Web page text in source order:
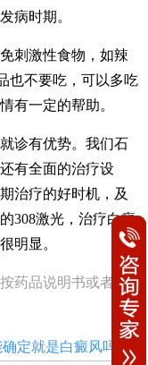
病时期。
刺激性食物，如辣
也不要吃，可以多吃
有一定的帮助。
诊有优势。我们石
有全面的治疗设
治疗的好时机，及
308激光，治疗白癜
明显。
药品说明书或者在
定就是白癜风吗